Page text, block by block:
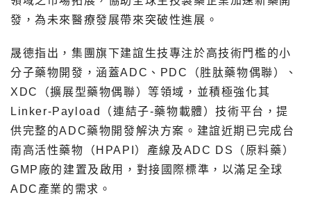
發，為未來醫療發展帶來突破性進展。
晟德指出，集團旗下建誼生技專注於高技術門檻的小
分子藥物開發，涵蓋ADC、PDC（胜肽藥物偶聯）、
XDC（擴展型藥物偶聯）等領域，並積極強化其
Linker-Payload（連結子-藥物載體）技術平台，提
供完整的ADC藥物開發解決方案。建誼近期已完成台
南高活性藥物（HPAPI）產線及ADC DS（原料藥）
GMP廠的建置及啟用，對接國際標準，以滿足全球
ADC產業的需求。